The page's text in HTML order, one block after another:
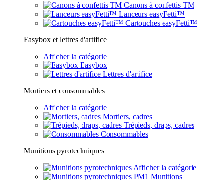
Canons à confettis TM
Lanceurs easyFetti™
Cartouches easyFetti™
Easybox et lettres d'artifice
Afficher la catégorie
Easybox
Lettres d'artifice
Mortiers et consommables
Afficher la catégorie
Mortiers, cadres
Trépieds, draps, cadres
Consommables
Munitions pyrotechniques
Afficher la catégorie
Munitions